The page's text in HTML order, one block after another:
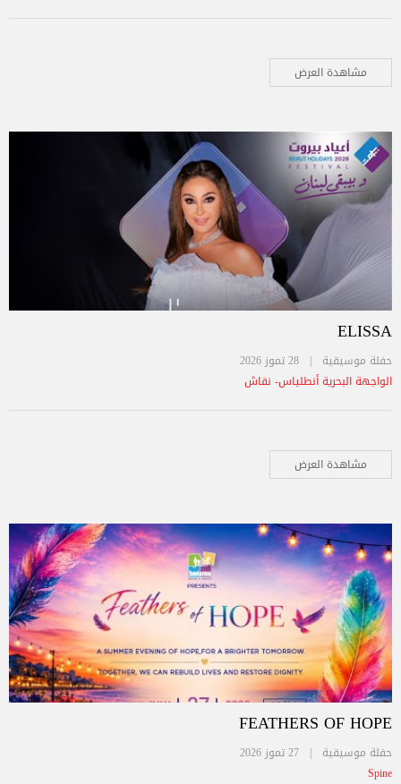
مشاهدة العرض
ELISSA
حفلة موسيقية | 28 تموز 2026
الواجهة البحرية أنطلياس- نقاش
مشاهدة العرض
FEATHERS OF HOPE
حفلة موسيقية | 27 تموز 2026
Spine